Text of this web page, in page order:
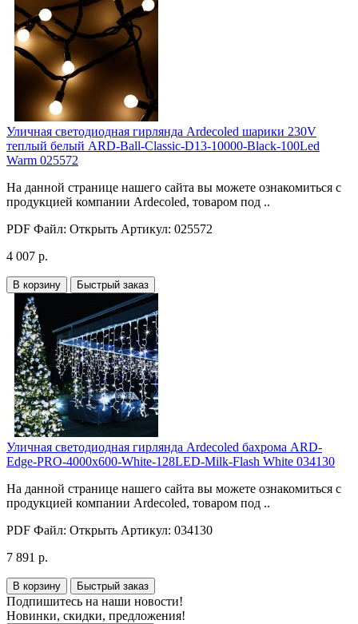
Уличная светодиодная гирлянда Ardecoled шарики 230V
теплый белый ARD-Ball-Classic-D13-10000-Black-100Led
Warm 025572
На данной странице нашего сайта вы можете ознакомиться с
продукцией компании Ardecoled, товаром под ..
PDF Файл: Открыть Артикул: 025572
4 007 р.
В корзину Быстрый заказ
Уличная светодиодная гирлянда Ardecoled бахрома ARD-
Edge-PRO-4000x600-White-128LED-Milk-Flash White 034130
На данной странице нашего сайта вы можете ознакомиться с
продукцией компании Ardecoled, товаром под ..
PDF Файл: Открыть Артикул: 034130
7 891 р.
В корзину Быстрый заказ
Подпишитесь на наши новости!
Новинки, скидки, предложения!